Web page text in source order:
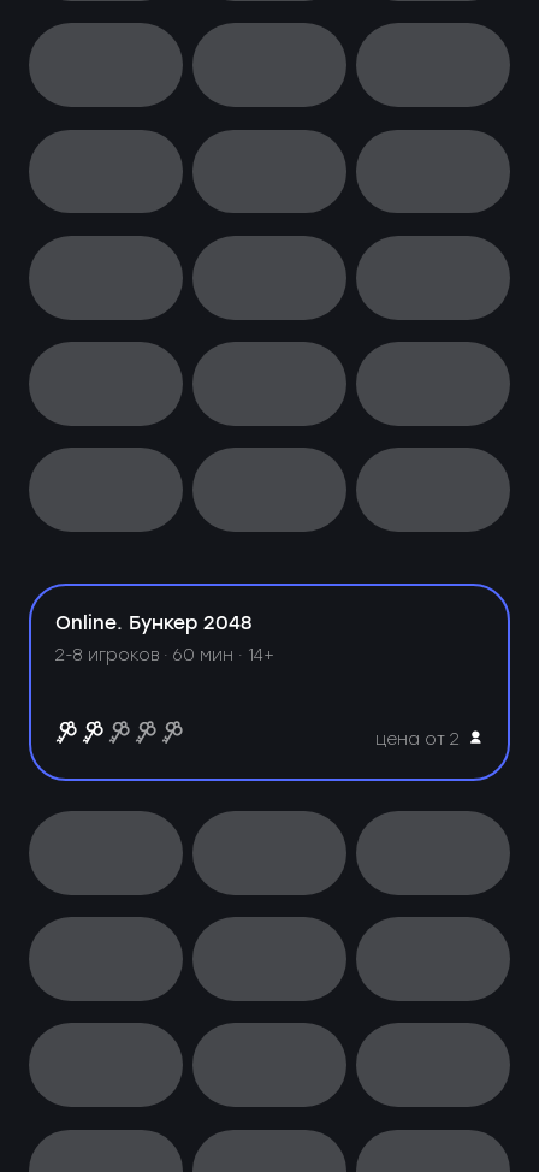
Online. Бункер 2048
2-8 игроков · 60 мин · 14+
цена от 2